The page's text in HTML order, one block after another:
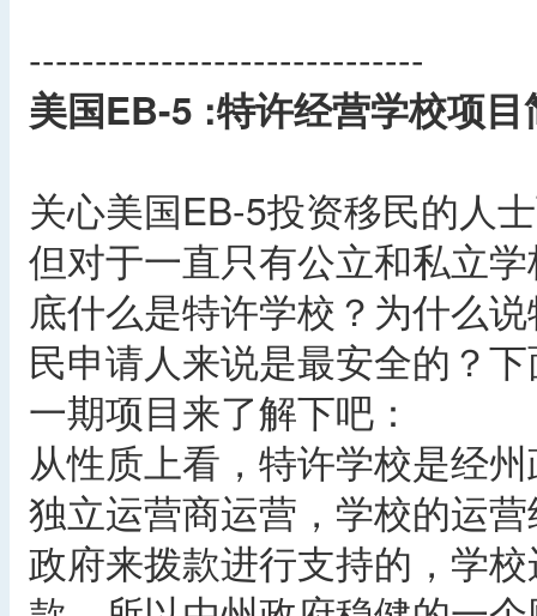
------------------------------
美国EB-5 :特许经营学校项目
关心美国EB-5投资移民的人
但对于一直只有公立和私立
底什么是特许学校？为什么
民申请人来说是最安全的？
一期项目来了解下吧：
从性质上看，特许学校是经
独立运营商运营，学校的运
政府来拨款进行支持的，学